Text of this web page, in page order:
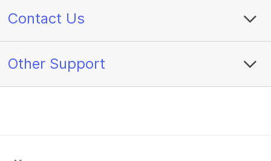
Contact Us
Other Support